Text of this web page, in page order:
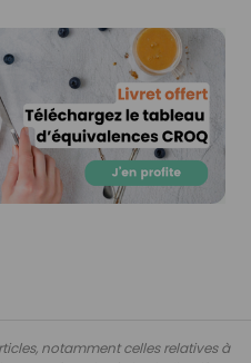
notamment celles relatives à